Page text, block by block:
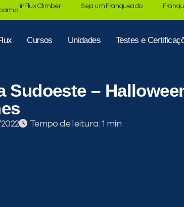
inFlux Climber Seja um Franqueado
Cursos Unidades Testes e
Sudoeste –
Tempo de leitura: